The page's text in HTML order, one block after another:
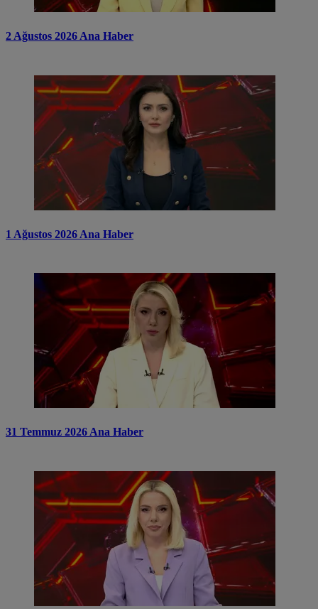
2 Ağustos 2026 Ana Haber
1 Ağustos 2026 Ana Haber
31 Temmuz 2026 Ana Haber